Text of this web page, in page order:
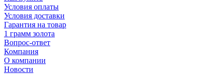
Условия оплаты
Условия доставки
Гарантия на товар
1 грамм золота
Вопрос-ответ
Компания
О компании
Новости